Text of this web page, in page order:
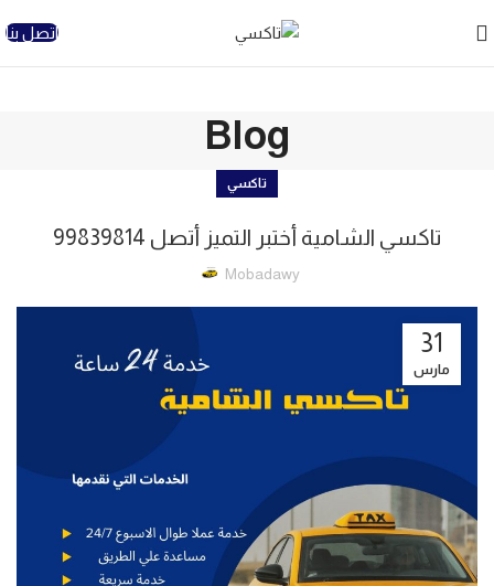
اتصل بنا
Blog
تاكسي
تاكسي الشامية أختبر التميز أتصل 99839814
Mobadawy
31
مارس